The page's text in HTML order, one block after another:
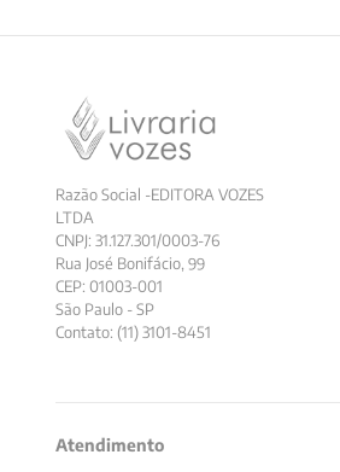
Razão Social -EDITORA VOZES
LTDA
CNPJ: 31.127.301/0003-76
Rua José Bonifácio, 99
CEP: 01003-001
São Paulo - SP
Contato: (11) 3101-8451
Atendimento